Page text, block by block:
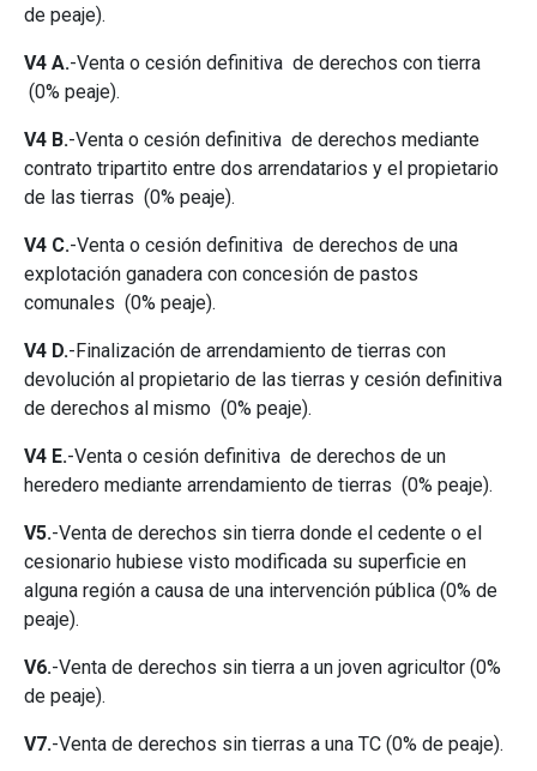
de peaje).
V4 A.-Venta o cesión definitiva de derechos con tierra
(0% peaje).
V4 B.-Venta o cesión definitiva de derechos mediante
contrato tripartito entre dos arrendatarios y el propietario
de las tierras (0% peaje).
V4 C.-Venta o cesión definitiva de derechos de una
explotación ganadera con concesión de pastos
comunales (0% peaje).
V4 D.-Finalización de arrendamiento de tierras con
devolución al propietario de las tierras y cesión definitiva
de derechos al mismo (0% peaje).
V4 E.-Venta o cesión definitiva de derechos de un
heredero mediante arrendamiento de tierras (0% peaje).
V5.-Venta de derechos sin tierra donde el cedente o el
cesionario hubiese visto modificada su superficie en
alguna región a causa de una intervención pública (0% de
peaje).
V6.-Venta de derechos sin tierra a un joven agricultor (0%
de peaje).
V7.-Venta de derechos sin tierras a una TC (0% de peaje).